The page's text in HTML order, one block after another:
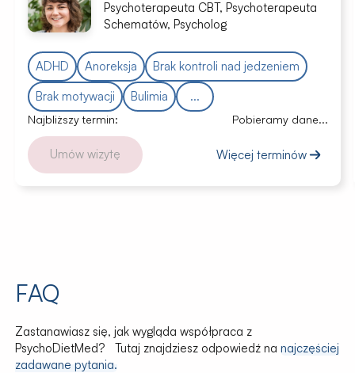
Psychoterapeuta CBT, Psychoterapeuta
Schematów, Psycholog
ADHD Anoreksja
Brak kontroli nad jedzeniem
Brak motywacji
Bulimia ...
Najbliższy termin: Pobieramy dane...
Umów wizytę Więcej terminów
FAQ
Zastanawiasz się, jak wygląda współpraca z
PsychoDietMed? Tutaj znajdziesz odpowiedź na najczęściej
zadawane pytania.